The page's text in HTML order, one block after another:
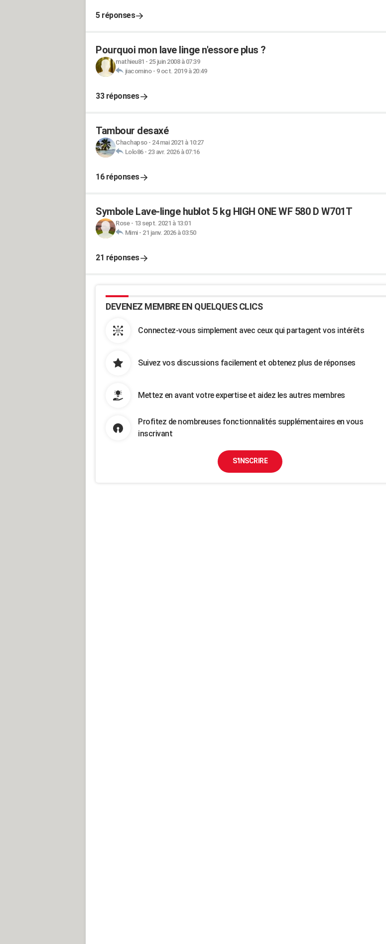
5 réponses
Pourquoi mon lave linge n'essore plus ?
mathieu81 - 25 juin 2008 à 07:39
jiacomino- 9 oct. 2019 à 20:49
33 réponses
Tambour desaxé
Chachapso- 24 mai 2021 à 10:27
Lolo86- 23 avr. 2026 à 07:16
16 réponses
Symbole Lave-linge hublot 5 kg HIGH ONE WF 580 D W701T
Rose- 13 sept. 2021 à 13:01
Mimi- 21 janv. 2026 à 03:50
21 réponses
DEVENEZ MEMBRE EN QUELQUES CLICS
Connectez-vous simplement avec ceux qui partagent vos intérêts
Suivez vos discussions facilement et obtenez plus de réponses
Mettez en avant votre expertise et aidez les autres membres
Profitez de nombreuses fonctionnalités supplémentaires en vous
inscrivant
S'INSCRIRE